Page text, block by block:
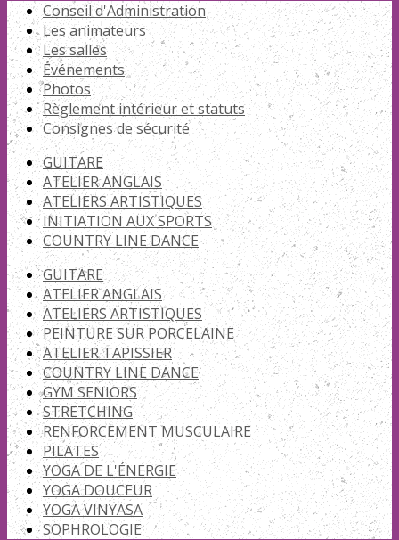
Conseil d'Administration
Les animateurs
Les salles
Événements
Photos
Règlement intérieur et statuts
Consignes de sécurité
GUITARE
ATELIER ANGLAIS
ATELIERS ARTISTIQUES
INITIATION AUX SPORTS
COUNTRY LINE DANCE
GUITARE
ATELIER ANGLAIS
ATELIERS ARTISTIQUES
PEINTURE SUR PORCELAINE
ATELIER TAPISSIER
COUNTRY LINE DANCE
GYM SENIORS
STRETCHING
RENFORCEMENT MUSCULAIRE
PILATES
YOGA DE L'ÉNERGIE
YOGA DOUCEUR
YOGA VINYASA
SOPHROLOGIE